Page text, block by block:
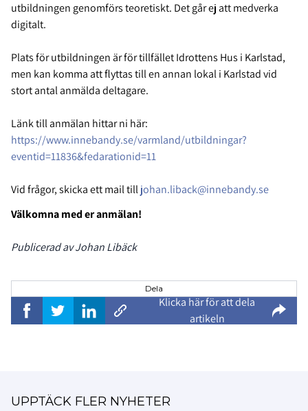
utbildningen genomförs teoretiskt. Det går ej att medverka
digitalt.
Plats för utbildningen är för tillfället Idrottens Hus i Karlstad,
men kan komma att flyttas till en annan lokal i Karlstad vid
stort antal anmälda deltagare.
Länk till anmälan hittar ni här:
https://www.innebandy.se/varmland/utbildningar?
eventid=11836&fedarationid=11
Vid frågor, skicka ett mail tilljohan.liback@innebandy.se
Välkomna med er anmälan!
Publicerad av Johan Libäck
Dela
Klicka här för att dela
artikeln
UPPTÄCK FLER NYHETER